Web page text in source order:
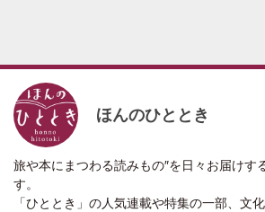
ほんのひととき
旅や本にまつわる読みもの″を日々お届けす
す。
「ひととき」の人気連載や特集の一部、文